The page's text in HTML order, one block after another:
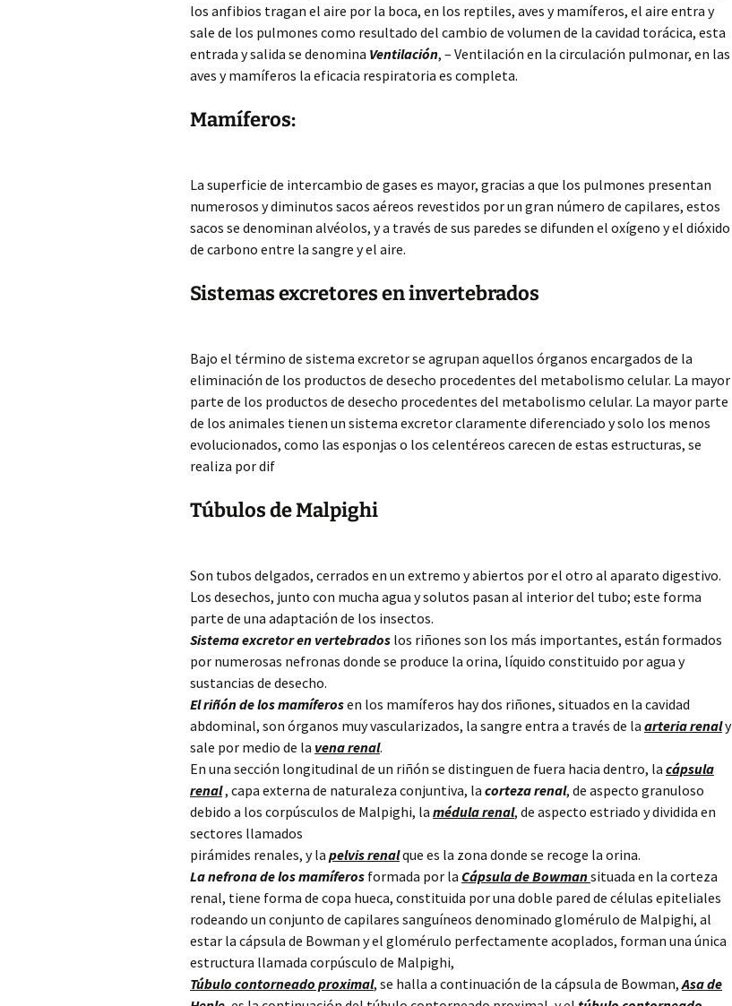
los anfibios tragan el aire por la boca, en los reptiles, aves y mamíferos, el aire entra y
sale de los pulmones como resultado del cambio de volumen de la cavidad torácica, esta
entrada y salida se denomina Ventilación, – Ventilación en la circulación pulmonar, en las
aves y mamíferos la eficacia respiratoria es completa.
Mamíferos:
La superficie de intercambio de gases es mayor, gracias a que los pulmones presentan
numerosos y diminutos sacos aéreos revestidos por un gran número de capilares, estos
sacos se denominan alvéolos, y a través de sus paredes se difunden el oxígeno y el dióxido
de carbono entre la sangre y el aire.
Sistemas excretores en invertebrados
Bajo el término de sistema excretor se agrupan aquellos órganos encargados de la
eliminación de los productos de desecho procedentes del metabolismo celular. La mayor
parte de los productos de desecho procedentes del metabolismo celular. La mayor parte
de los animales tienen un sistema excretor claramente diferenciado y solo los menos
evolucionados, como las esponjas o los celentéreos carecen de estas estructuras, se
realiza por dif
Túbulos de Malpighi
Son tubos delgados, cerrados en un extremo y abiertos por el otro al aparato digestivo.
Los desechos, junto con mucha agua y solutos pasan al interior del tubo; este forma
parte de una adaptación de los insectos.
Sistema excretor en vertebrados los riñones son los más importantes, están formados
por numerosas nefronas donde se produce la orina, líquido constituido por agua y
sustancias de desecho.
El riñón de los mamíferosen los mamíferos hay dos riñones, situados en la cavidad
abdominal, son órganos muy vascularizados, la sangre entra a través de la arteria renaly
sale por medio de la vena renal.
En una sección longitudinal de un riñón se distinguen de fuera hacia dentro, la cápsula
renal, capa externa de naturaleza conjuntiva, la corteza renal, de aspecto granuloso
debido a los corpúsculos de Malpighi, la médula renal, de aspecto estriado y dividida en
sectores llamados
pirámides renales, y la pelvis renalque es la zona donde se recoge la orina.
La nefrona de los mamíferos formada por la Cápsula de Bowmansituada en la corteza
renal, tiene forma de copa hueca, constituida por una doble pared de células epiteliales
rodeando un conjunto de capilares sanguíneos denominado glomérulo de Malpighi, al
estar la cápsula de Bowman y el glomérulo perfectamente acoplados, forman una única
estructura llamada corpúsculo de Malpighi,
Túbulo contorneado proximal, se halla a continuación de la cápsula de Bowman,Asa de